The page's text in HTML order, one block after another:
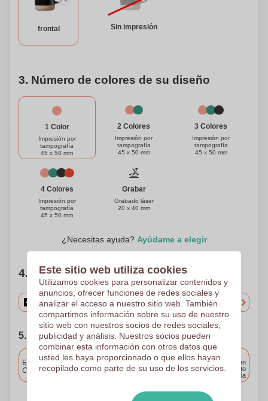
frontal Sin impresión
3. Número de colores de su diseño
1 Color
Impresión por
tampografía
45 x 50 mm
2 Colores
Impresión por
tampografía
45 x 50 mm
3 Colores
Impresión por
tampografía
45 x 50 mm
4 Colores
Impresión por
tampografía
45 x 50 mm
Grabar
Grabado láser
20 x 40 mm
¿Necesitas ayuda? Ayúdame a elegir
4. Elige tu cantidad
5. Elija su fecha de envío
Incluido
Entrega estándar
Cargue y apruebe sus archivos antes de las 9.30 a.m.
Entrega en
cualquier punto
de España
Este sitio web utiliza cookies
Utilizamos cookies para personalizar contenidos y
anuncios, ofrecer funciones de redes sociales y
analizar el acceso a nuestro sitio web. También
compartimos información sobre su uso de nuestro
sitio web con nuestros socios de redes sociales,
publicidad y análisis. Nuestros socios pueden
combinar esta información con otros datos que
usted les haya proporcionado o que ellos hayan
recopilado como parte de su uso de los servicios.